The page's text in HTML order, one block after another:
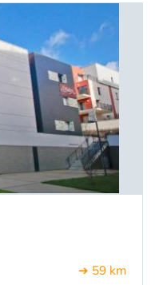
➔ 59 km